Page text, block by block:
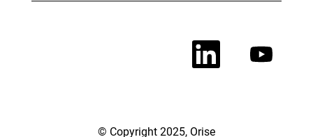
O
e
n
© Copyright 2025, Orise